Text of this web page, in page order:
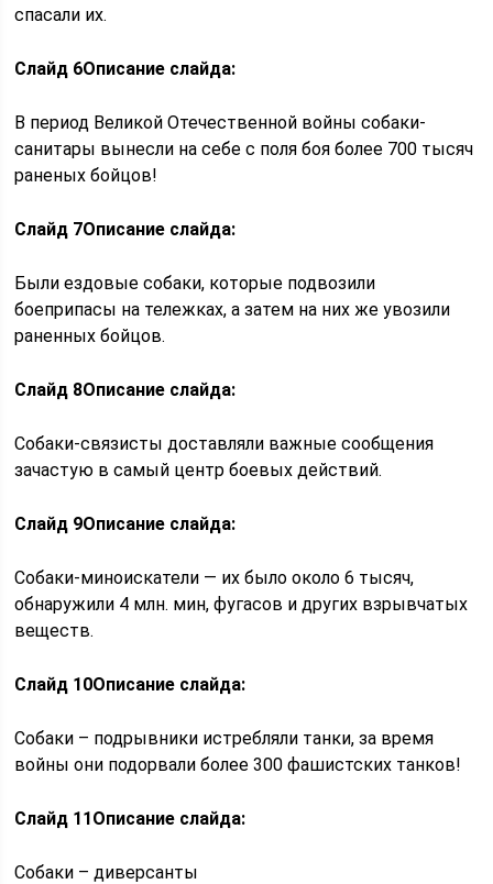
спасали их.
Слайд 6Описание слайда:
В период Великой Отечественной войны собаки-
санитары вынесли на себе с поля боя более 700 тысяч
раненых бойцов!
Слайд 7Описание слайда:
Были ездовые собаки, которые подвозили
боеприпасы на тележках, а затем на них же увозили
раненных бойцов.
Слайд 8Описание слайда:
Собаки-связисты доставляли важные сообщения
зачастую в самый центр боевых действий.
Слайд 9Описание слайда:
Собаки-миноискатели — их было около 6 тысяч,
обнаружили 4 млн. мин, фугасов и других взрывчатых
веществ.
Слайд 10Описание слайда:
Собаки – подрывники истребляли танки, за время
войны они подорвали более 300 фашистских танков!
Слайд 11Описание слайда:
Собаки – диверсанты